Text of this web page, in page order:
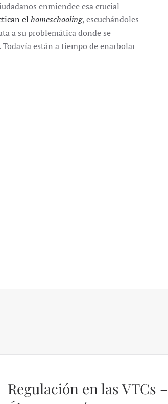
enmiendee esa crucial
el homeschooling, escuchándoles
a su problemática donde se
están a tiempo de enarbolar
Regulación en las VTCs –